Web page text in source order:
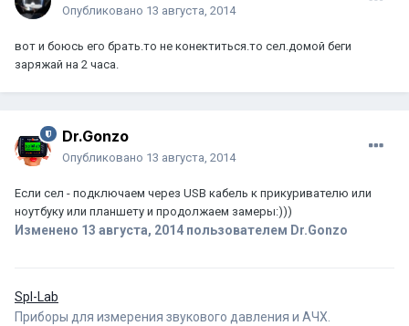
Опубликовано 13 августа, 2014
вот и боюсь его брать.то не конектиться.то сел.домой беги
заряжай на 2 часа.
Dr.Gonzo
Опубликовано 13 августа, 2014
Если сел - подключаем через USB кабель к прикуривателю или
ноутбуку или планшету и продолжаем замеры:)))
Изменено 13 августа, 2014 пользователем Dr.Gonzo
Spl-Lab
Приборы для измерения звукового давления и АЧХ.